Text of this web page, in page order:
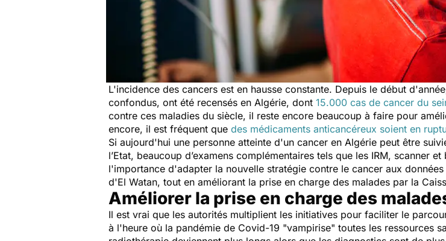
L'incidence des cancers est en hausse constante. Depuis le début
confondus, ont été recensés en Algérie, dont 15.000 cas de cancer du
contre ces maladies du siècle, il reste encore beaucoup à faire pour
encore, il est fréquent que des médicaments anticancéreux soient en
Si aujourd'hui une personne atteinte d'un cancer en Algérie peut être
l’Etat, beaucoup d’examens complémentaires tels que les IRM, scanner
l'importance d'adapter la nouvelle stratégie contre le cancer aux
d'El Watan, tout en améliorant la prise en charge des malades par la
Améliorer la prise en charge des
Il est vrai que les autorités multiplient les initiatives pour faciliter le
à l'heure où la pandémie de Covid-19 "vampirise" toutes les ressources